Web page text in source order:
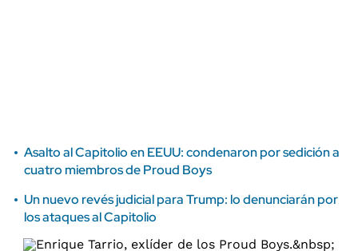
Asalto al Capitolio en EEUU: condenaron por sedición a
cuatro miembros de Proud Boys
Un nuevo revés judicial para Trump: lo denunciarán por
los ataques al Capitolio